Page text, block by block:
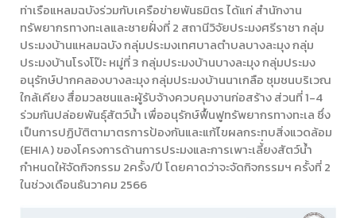
ท่าเรือแหลมฉบังร่วมกับเครือข่ายพันธมิตร ได้แก่ สำนักงาน
ทรัพยากรทางทะเลและชายฝั่งที่ 2 สถานีวิจัยประมงศรีราชา กลุ่ม
ประมงบ้านแหลมฉบัง กลุ่มประมงเทศบาลตำบลบางละมุง กลุ่ม
ประมงบ้านโรงโป๊ะ หมู่ที่ 3 กลุ่มประมงบ้านบางละมุง กลุ่มประมง
อนุรักษ์ปากคลองบางละมุง กลุ่มประมงบ้านนาเกลือ ชุมชนบริเวณ
ใกล้เคียง สื่อมวลชนและผู้รับจ้างควบคุมงานก่อสร้าง ส่วนที่ 1-4
ร่วมกันปล่อยพันธุ์สัตว์น้ำ เพื่ออนุรักษ์ฟื้นฟูทรัพยากรทางทะเล ซึ่ง
เป็นการปฏิบัติตามาตรการป้องกันและแก้ไขผลกระทบสิ่งแวดล้อม
(EHIA) ของโครงการด้านการประมงและการเพาะเลี้่ยงสัตว์น้ำ
กำหนดให้จัดกิจกรรม 2ครั้ง/ปี โดยคาดว่าจะจัดกิจกรรมฯ ครั้งที่ 2
ในช่วงเดือนธันวาคม 2566